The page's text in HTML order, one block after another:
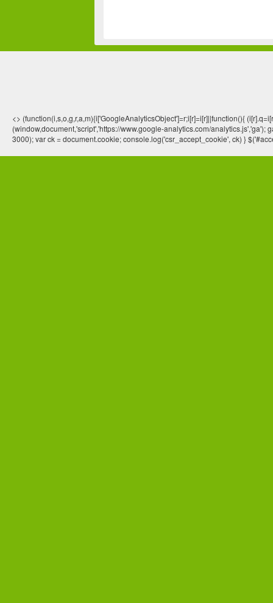
<> (function(i,s,o,g,r,a,m){i['GoogleAnalyticsObject']=r;i[r]=i[r]||function(){
(window,document,'script','https://www.google-analytics.com/
3000); var ck = document.cookie; console.log('csr_accept_cookie', ck) }